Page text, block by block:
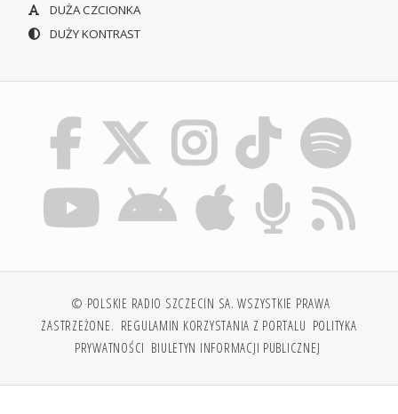
DUŻA CZCIONKA
DUŻY KONTRAST
© POLSKIE RADIO SZCZECIN SA. WSZYSTKIE PRAWA
ZASTRZEŻONE. REGULAMIN KORZYSTANIA Z PORTALU POLITYKA
PRYWATNOŚCI BIULETYN INFORMACJI PUBLICZNEJ